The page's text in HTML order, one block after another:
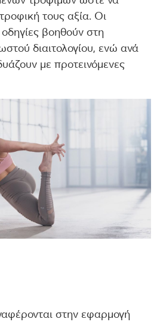
τους αξία. Οι
βοηθούν στη
διαιτολογίου, ενώ ανά
με προτεινόμενες
στην εφαρμογή